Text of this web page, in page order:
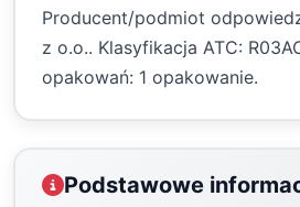
Producent/podmiot
z o.o.. Klasyfikacja ATC:
opakowań: 1 opakowanie.
Podstawowe